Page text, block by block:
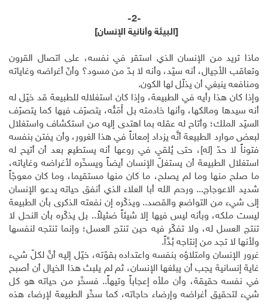
-2-
[البيئة وأنانية الإنسان]
ماذا تريد من الإنسان الذي استقر في نفسه، على اتصال القرون
وتعاقب الأجيال، أنه سيّد، وأنه لا بدّ من مسود؟ وأنّ أغراضه وغاياته
ومنافعه ينبغي أن يذلّل لها الكون.
وإذا كان هذا رأيه في الطبيعة، وإذا كان استغلاله للطبيعة قد خيّل له
أنه سيدها ومالكها، وأنها خادمته بل أَمَتُه، يتصرّف فيها كما يتصرّف
السيّد الملك؛ وأتاح له عقله بما اهتدى إليه من استكشاف واستغلال
لبعض موارد الطبيعة أنَّه يزداد إمعاناً في هذا الغرور، وأن يفتن بنفسه
فتوناً لا حدّ [له]، حتى يُلقي في روعها أنه يستطيع بعد أن أتيح له
استغلال الطبيعة أن يستغلّ الإنسان أيضاً ويسخّره لأغراضه وغاياته،
ما صلح منها وما لم يصلح، ما كان منها مستقيما، وما كان معوجّاً
شديد الاعوجاج... ورحم الله أبا العلاء الذي أنفق حياته يدعو الإنسان
إلى شيء من التواضع والقصد.. ويذكّره إن نفعته الذكرى بأن الطبيعة
ليست ملكه، وبأنه ليس فيها إلا شيئاً ضئيلاً.. بل يذكّره بأن النحل لا
تنتج العسل له، ولا تفكّر فيه حين تنتج العسل؛ وإنما تنتجه لنفسها
ولأنها لا تجد من إنتاجه بُدَّاً.
غرور الإنسان وامتلاؤه بنفسه واعتداده بقوّته، خيّل إليه أنَّ لكلّ شيء
غاية إنسانية يجب أن يبلغها الإنسان، ثم لم يلبث هذا الخيال أن أصبح
في نفسه حقيقة، وأن ملأه إعجاباً وتيهاً.. فسخّر من حياته هو كل
شيء لتحقيق أغراضه وإرضاء حاجاته، كما سخّر الطبيعة لإرضاء هذه